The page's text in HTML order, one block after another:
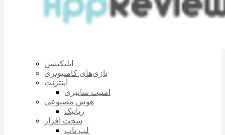
اپلیکیشن
بازی‌های کامپیوتری
اینترنت
امنیت سایبری
هوش مصنوعی
رباتیک
سخت افزار
لپ تاپ